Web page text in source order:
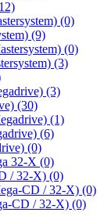
(0)
(9)
(0)
(3)
(3)
(30)
(1)
(6)
(0)
32-X (0)
/ 32-X) (0)
CD / 32-X) (0)
CD / 32-X) (0)